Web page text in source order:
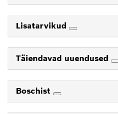
Lisatarvikud
Täiendavad uuendused
Boschist